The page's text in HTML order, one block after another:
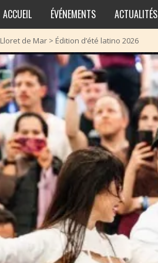
ACCUEIL ÉVÉNEMENTS ACTUALITÉS
Lloret de Mar > Édition d’été latino 2026